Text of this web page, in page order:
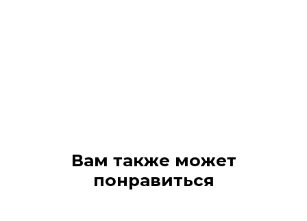
Вам также может
понравиться